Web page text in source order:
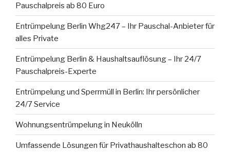
Pauschalpreis ab 80 Euro
Entrümpelung Berlin Whg247 – Ihr Pauschal-Anbieter für
alles Private
Entrümpelung Berlin & Haushaltsauflösung – Ihr 24/7
Pauschalpreis-Experte
Entrümpelung und Sperrmüll in Berlin: Ihr persönlicher
24/7 Service
Wohnungsentrümpelung in Neukölln
Umfassende Lösungen für Privathaushalteschon ab 80